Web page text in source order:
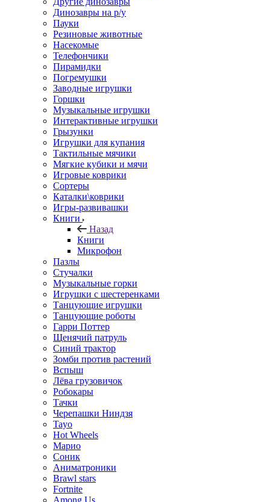
Динозавры на р/у
Пауки
Резиновые животные
Насекомые
Телефончики
Пирамидки
Погремушки
Заводные игрушки
Горшки
Музыкальные игрушки
Интерактивные игрушки
Грызунки
Игрушки для купания
Тактильные мячики
Мягкие кубики и мячи
Игровые коврики
Сортеры
Каталки\коврики
Игры-развивашки
Книги
Назад
Книги
Микрофон
Пазлы
Стучалки
Музыкальные горки
Игрушки с шестеренками
Танцующие игрушки
Танцующие роботы
Гарри Поттер
Щенячий патруль
Синий трактор
Зомби против растений
Вспыш
Лёва грузовичок
Робокары
Тачки
Черепашки Ниндзя
Tayo
Hot Wheels
Марио
Соник
Аниматроники
Brawl stars
Fortnite
Among Us